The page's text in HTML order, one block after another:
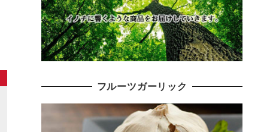
フルーツガーリック